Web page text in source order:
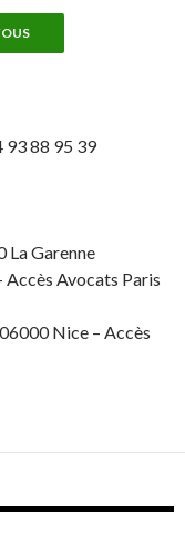
93 88 95 39
La Garenne
Accès Avocats Paris
Nice – Accès